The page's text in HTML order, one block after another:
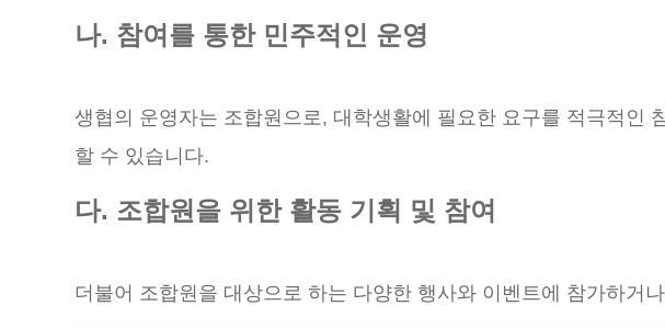
나. 참여를 통한 민주적인 운영
생협의 운영자는 조합원으로, 대학생활에 필요한 요구를 적극적인
할 수 있습니다.
다. 조합원을 위한 활동 기획 및 참여
더불어 조합원을 대상으로 하는 다양한 행사와 이벤트에 참가하거